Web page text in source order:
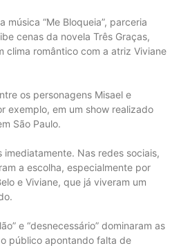
música “Me Bloqueia”, parceria
cenas da novela Três Graças,
clima romântico com a atriz Viviane
os personagens Misael e
exemplo, em um show realizado
São Paulo.
imediatamente. Nas redes sociais,
a escolha, especialmente por
e Viviane, que já viveram um
e “desnecessário” dominaram as
público apontando falta de